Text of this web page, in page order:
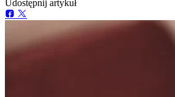
Udostępnij artykuł